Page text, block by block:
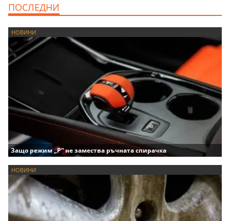
ПОСЛЕДНИ
НОВИНИ
Защо режим „P“ не замества ръчната спирачка
НОВИНИ